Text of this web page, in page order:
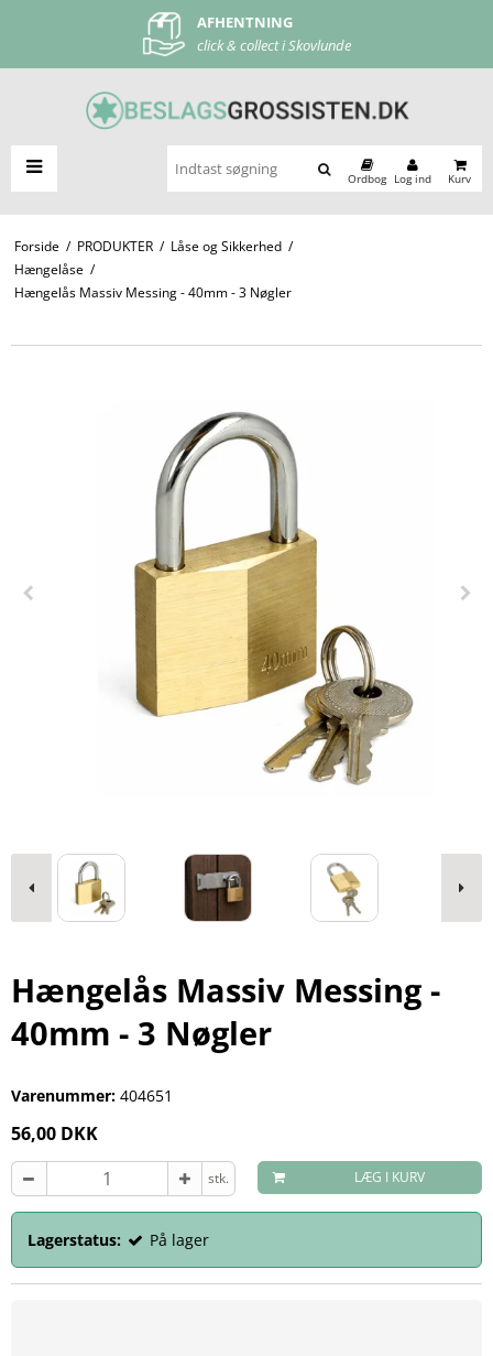
AFHENTNING
click & collect i Skovlunde
FRI FRAGT
ved køb over 500 kr
Ordbog Log ind Kurv
Forside / PRODUKTER / Låse og Sikkerhed /
Hængelåse /
Hængelås Massiv Messing - 40mm - 3 Nøgler
Hængelås Massiv Messing -
40mm - 3 Nøgler
Varenummer: 404651
56,00 DKK
stk. LÆG I KURV
Lagerstatus: På lager